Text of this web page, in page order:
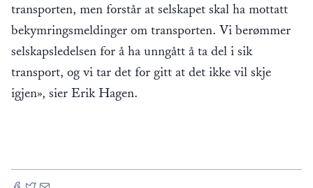
transporten, men forstår at selskapet skal ha mottatt
bekymringsmeldinger om transporten. Vi berømmer
selskapsledelsen for å ha unngått å ta del i sik
transport, og vi tar det for gitt at det ikke vil skje
igjen», sier Erik Hagen.